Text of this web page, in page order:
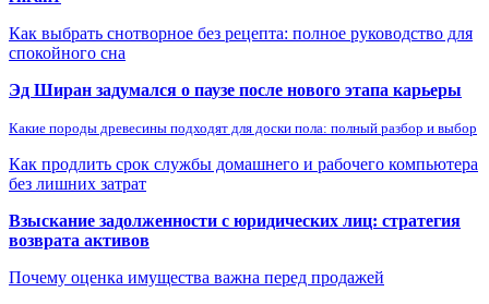
Как выбрать снотворное без рецепта: полное руководство для
спокойного сна
Эд Ширан задумался о паузе после нового этапа карьеры
Какие породы древесины подходят для доски пола: полный разбор и выбор
Как продлить срок службы домашнего и рабочего компьютера
без лишних затрат
Взыскание задолженности с юридических лиц: стратегия
возврата активов
Почему оценка имущества важна перед продажей